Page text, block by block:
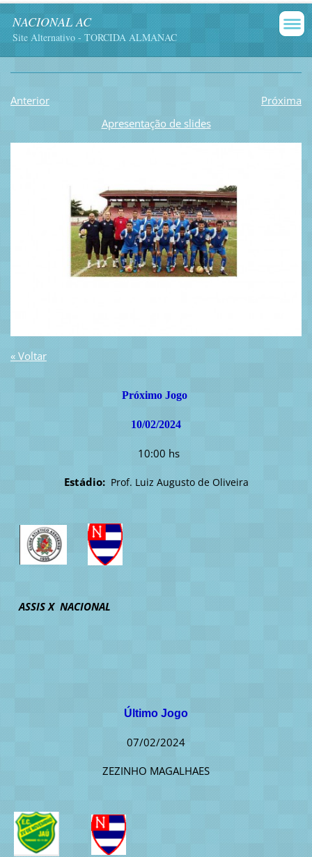
NACIONAL AC
Site Alternativo - TORCIDA ALMANAC
Anterior
Próxima
Apresentação de slides
« Voltar
Próximo Jogo
10/02/2024
10:00 hs
Estádio: Prof. Luiz Augusto de Oliveira
ASSIS X NACIONAL
Último Jogo
07/02/2024
ZEZINHO MAGALHAES